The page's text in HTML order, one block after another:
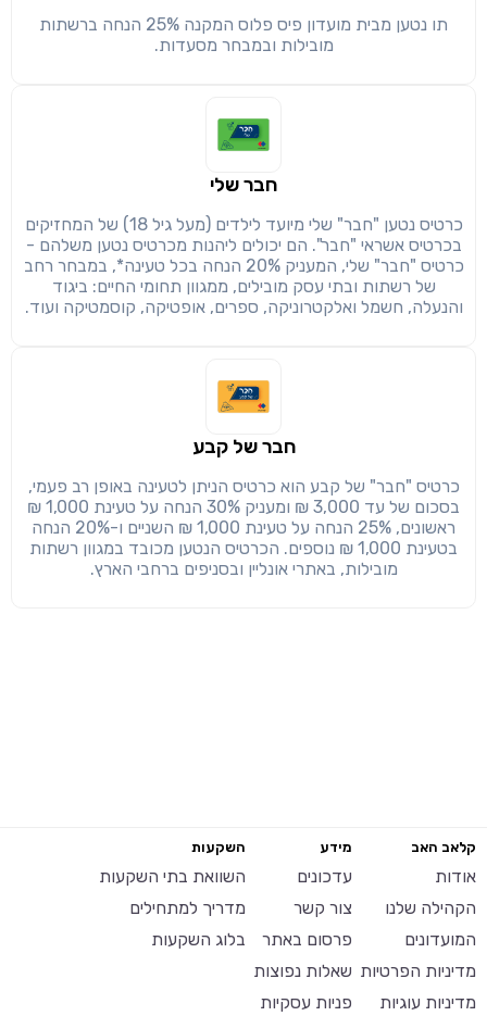
העתק חזרה הבנתי, המשך לאתר
תו נטען מבית מועדון פיס פלוס המקנה 25% הנחה ברשתות
מובילות ובמבחר מסעדות.
חבר שלי
כרטיס נטען "חבר" שלי מיועד לילדים (מעל גיל 18) של המחזיקים
בכרטיס אשראי "חבר". הם יכולים ליהנות מכרטיס נטען משלהם -
כרטיס "חבר" שלי, המעניק 20% הנחה בכל טעינה*, במבחר רחב
של רשתות ובתי עסק מובילים, ממגוון תחומי החיים: ביגוד
והנעלה, חשמל ואלקטרוניקה, ספרים, אופטיקה, קוסמטיקה ועוד.
חבר של קבע
כרטיס "חבר" של קבע הוא כרטיס הניתן לטעינה באופן רב פעמי,
בסכום של עד 3,000 ₪ ומעניק 30% הנחה על טעינת 1,000 ₪
ראשונים, 25% הנחה על טעינת 1,000 ₪ השניים ו-20% הנחה
בטעינת 1,000 ₪ נוספים. הכרטיס הנטען מכובד במגוון רשתות
מובילות, באתרי אונליין ובסניפים ברחבי הארץ.
קלאב האב
אודות
הקהילה שלנו
המועדונים
מדיניות הפרטיות
מדיניות עוגיות
מידע
עדכונים
צור קשר
פרסום באתר
שאלות נפוצות
פניות עסקיות
השקעות
השוואת בתי השקעות
מדריך למתחילים
בלוג השקעות